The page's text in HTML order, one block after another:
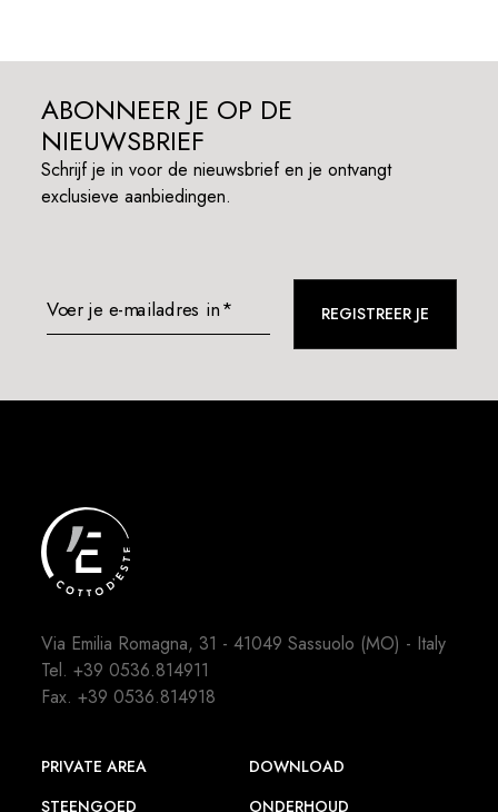
ABONNEER JE OP DE
NIEUWSBRIEF
Schrijf je in voor de nieuwsbrief en je ontvangt
exclusieve aanbiedingen.
Voer je e-mailadres in* REGISTREER JE
Via Emilia Romagna, 31 - 41049 Sassuolo (MO) - Italy
Tel.+39 0536.814911
Fax. +39 0536.814918
PRIVATE AREA
DOWNLOAD
STEENGOED
ONDERHOUD